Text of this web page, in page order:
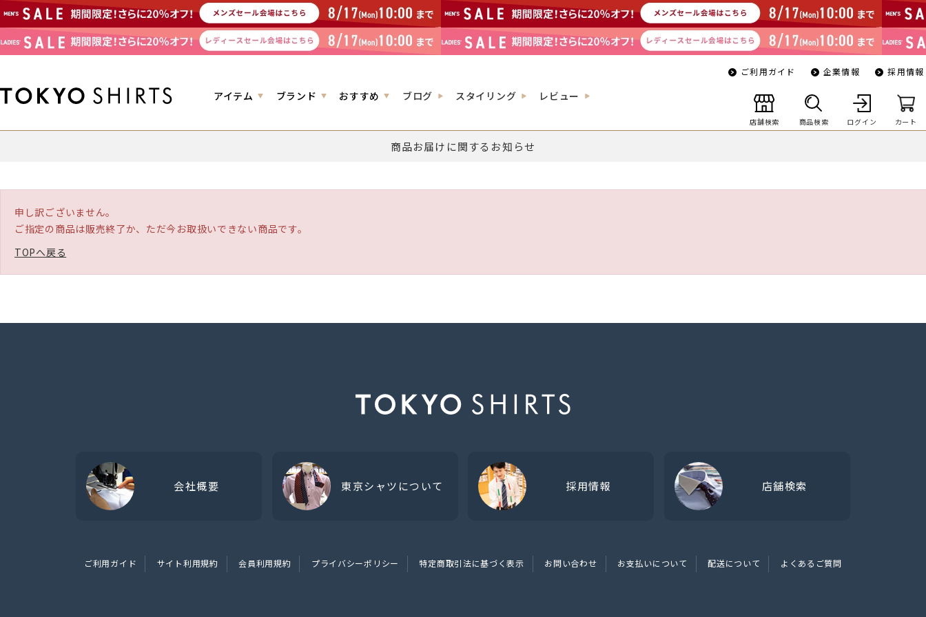
アイテム ブランド おすすめ ブログ スタイリング レビュー
ご利用ガイド 企業情報 採用情報
店舗検索 商品検索 ログイン カート
商品お届けに関するお知らせ
申し訳ございません。
ご指定の商品は販売終了か、ただ今お取扱いできない商品です。
TOPへ戻る
会社概要 東京シャツについて 採用情報 店舗検索
ご利用ガイド サイト利用規約 会員利用規約 プライバシーポリシー 特定商取引法に基づく表示 お問い合わせ お支払いについて 配送について よくあるご質問